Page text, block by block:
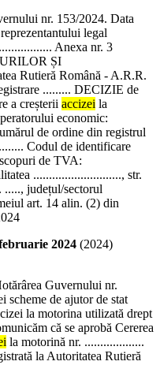
nr. 153/2024. Data
legal
Anexa nr. 3
ȘI
Rutieră Română - A.R.R.
......... DECIZIE de
a creșterii accizei la
economic:
de ordine din registrul
Codul de identificare
de TVA:
............................, str.
....., județul/sectorul
art. 14 alin. (2) din
2024 (2024)
Guvernului nr.
scheme de ajutor de stat
la motorina utilizată drept
că se aprobă Cererea
la motorină nr. ...................
la Autoritatea Rutieră